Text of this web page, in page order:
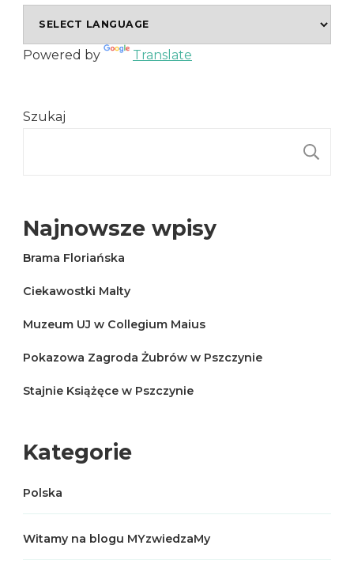
Powered by Translate
Szukaj
Najnowsze wpisy
Brama Floriańska
Ciekawostki Malty
Muzeum UJ w Collegium Maius
Pokazowa Zagroda Żubrów w Pszczynie
Stajnie Książęce w Pszczynie
Kategorie
Polska
Witamy na blogu MYzwiedzaMy